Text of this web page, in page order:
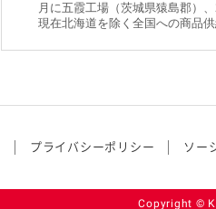
月に五霞工場（茨城県猿島郡）
現在北海道を除く全国への商品
プライバシーポリシー ソー
Copyright ©